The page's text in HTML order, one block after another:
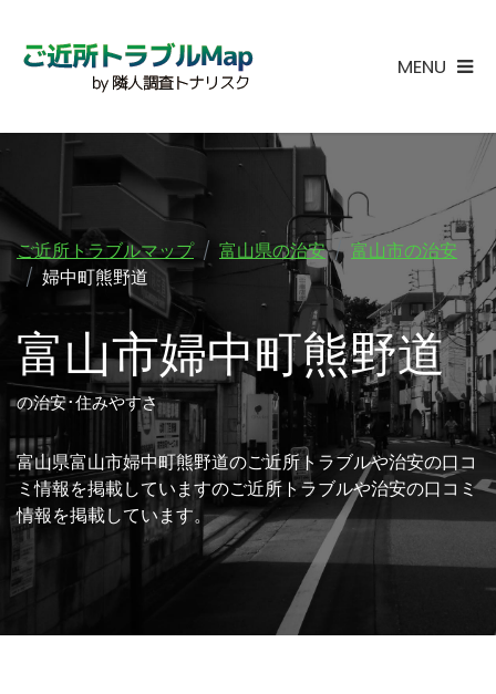
MENU
ご近所トラブルマップ 富山県の治安
富山市の治安
婦中町熊野道
富山市婦中町熊野道
の治安･住みやすさ
富山県富山市婦中町熊野道のご近所トラブルや治安の口コ
ミ情報を掲載していますのご近所トラブルや治安の口コミ
情報を掲載しています。